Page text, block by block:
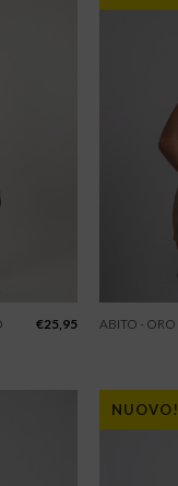
€25,95 ABITO - ORO
NUOVO!